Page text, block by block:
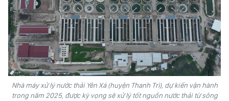
Nhà máy xử lý nước thải Yên Xá (huyện Thanh Trì), dự kiến vận hành
trong năm 2025, được kỳ vọng sẽ xử lý tốt nguồn nước thải từ sông